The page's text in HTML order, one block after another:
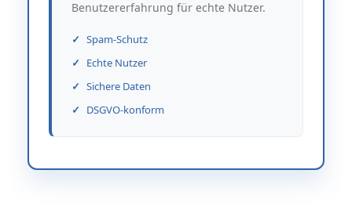
Benutzererfahrung für echte Nutzer.
Spam-Schutz
Echte Nutzer
Sichere Daten
DSGVO-konform